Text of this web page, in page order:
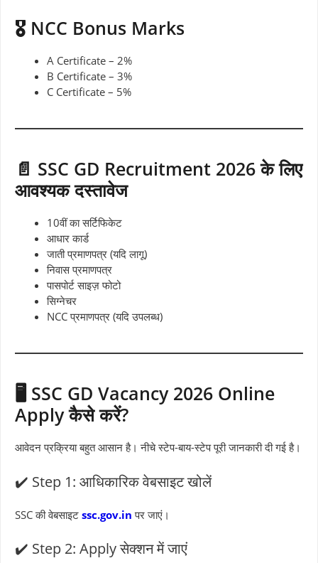
🎖️ NCC Bonus Marks
A Certificate – 2%
B Certificate – 3%
C Certificate – 5%
📄 SSC GD Recruitment 2026 के लिए
आवश्यक दस्तावेज
10वीं का सर्टिफिकेट
आधार कार्ड
जाती प्रमाणपत्र (यदि लागू)
निवास प्रमाणपत्र
पासपोर्ट साइज़ फोटो
सिग्नेचर
NCC प्रमाणपत्र (यदि उपलब्ध)
🖥️ SSC GD Vacancy 2026 Online
Apply कैसे करें?
आवेदन प्रक्रिया बहुत आसान है। नीचे स्टेप-बाय-स्टेप पूरी जानकारी दी गई है।
✔️ Step 1: आधिकारिक वेबसाइट खोलें
SSC की वेबसाइट ssc.gov.in पर जाएं।
✔️ Step 2: Apply सेक्शन में जाएं